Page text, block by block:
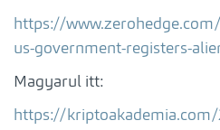
https://
us-government-registers-
Magyarul itt:
https://